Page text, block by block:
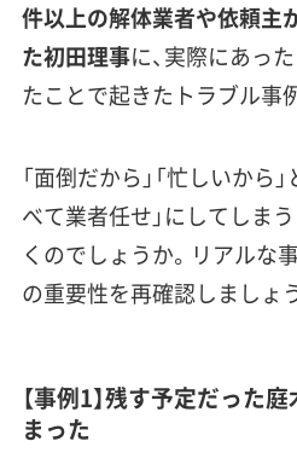
件以上の解体業者や依頼主
た初田理事に、実際にあっ
たことで起きたトラブル事
「面倒だから」「忙しいから
べて業者任せ」にしてしま
くのでしょうか。リアルな
の重要性を再確認しましょ
【事例1】残す予定だった
まった